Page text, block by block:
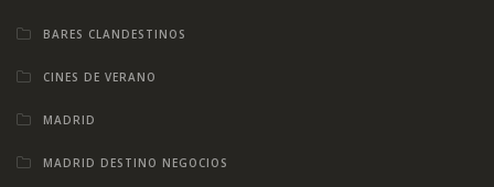
BARES CLANDESTINOS
CINES DE VERANO
MADRID
MADRID DESTINO NEGOCIOS